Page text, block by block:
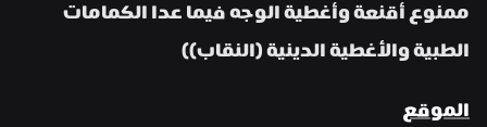
الطبية والأغطية الدينية (النقاب))
الموقع